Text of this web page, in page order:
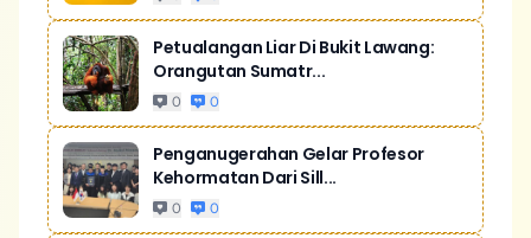
Petualangan Liar Di Bukit Lawang:
Orangutan Sumatr...
0 0
Penganugerahan Gelar Profesor
Kehormatan Dari Sill...
0 0